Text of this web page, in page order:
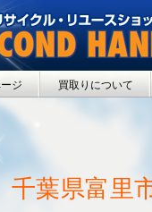
ジ 買取りについて
千葉県富里